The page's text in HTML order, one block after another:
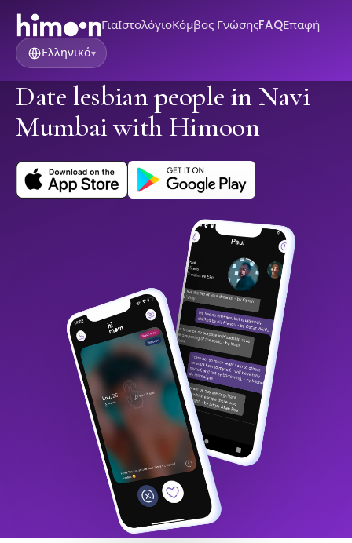
ΓιαΙστολόγιοΚόμβος ΓνώσηςFAQΕπαφή
Ελληνικά▾
Date lesbian people in Navi
Mumbai with Himoon